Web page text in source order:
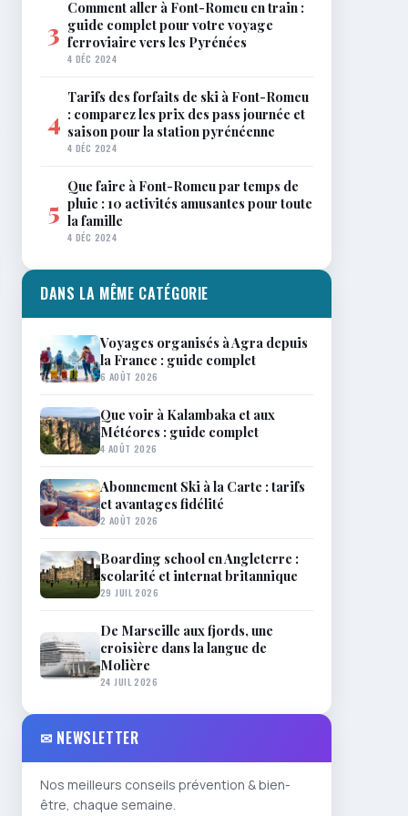
3
Comment aller à Font-Romeu en train :
guide complet pour votre voyage
ferroviaire vers les Pyrénées
4 DÉC 2024
4
Tarifs des forfaits de ski à Font-Romeu
: comparez les prix des pass journée et
saison pour la station pyrénéenne
4 DÉC 2024
5
Que faire à Font-Romeu par temps de
pluie : 10 activités amusantes pour toute
la famille
4 DÉC 2024
DANS LA MÊME CATÉGORIE
Voyages organisés à Agra depuis
la France : guide complet
6 AOÛT 2026
Que voir à Kalambaka et aux
Météores : guide complet
4 AOÛT 2026
Abonnement Ski à la Carte : tarifs
et avantages fidélité
2 AOÛT 2026
Boarding school en Angleterre :
scolarité et internat britannique
29 JUIL 2026
De Marseille aux fjords, une
croisière dans la langue de
Molière
24 JUIL 2026
✉ NEWSLETTER
Nos meilleurs conseils prévention & bien-
être, chaque semaine.